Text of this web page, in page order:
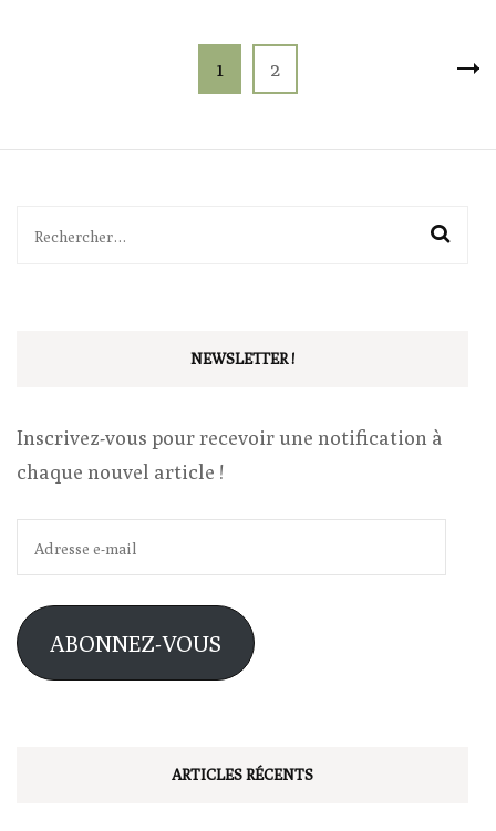
Page
1 Page
2
Rechercher :
NEWSLETTER !
Inscrivez-vous pour recevoir une notification à
chaque nouvel article !
e-
mail
ABONNEZ-VOUS
ARTICLES RÉCENTS